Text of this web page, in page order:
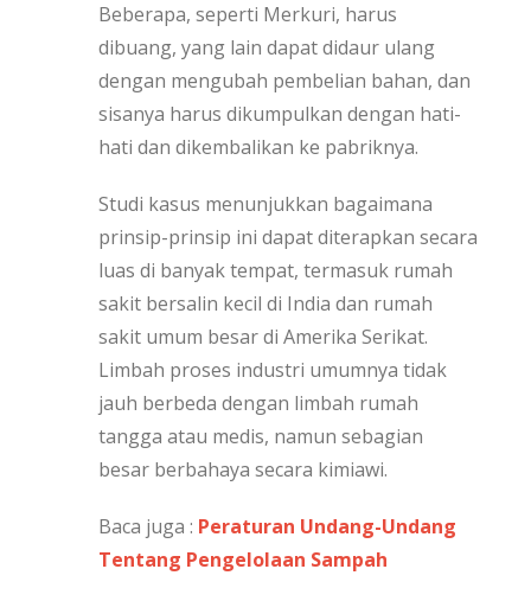
Beberapa, seperti Merkuri, harus
dibuang, yang lain dapat didaur ulang
dengan mengubah pembelian bahan, dan
sisanya harus dikumpulkan dengan hati-
hati dan dikembalikan ke pabriknya.
Studi kasus menunjukkan bagaimana
prinsip-prinsip ini dapat diterapkan secara
luas di banyak tempat, termasuk rumah
sakit bersalin kecil di India dan rumah
sakit umum besar di Amerika Serikat.
Limbah proses industri umumnya tidak
jauh berbeda dengan limbah rumah
tangga atau medis, namun sebagian
besar berbahaya secara kimiawi.
Baca juga : Peraturan Undang-Undang
Tentang Pengelolaan Sampah